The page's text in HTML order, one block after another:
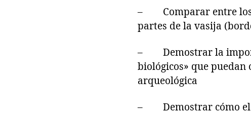
– Comparar entre los
partes de la vasija
– Demostrar la
biológicos» que
arqueológica
– Demostrar cómo el